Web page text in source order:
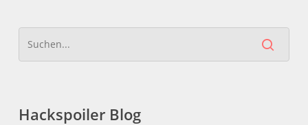
Hackspoiler Blog